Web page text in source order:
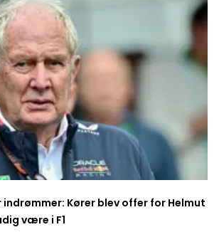
indrømmer: Kører blev offer for Helmut
være i F1